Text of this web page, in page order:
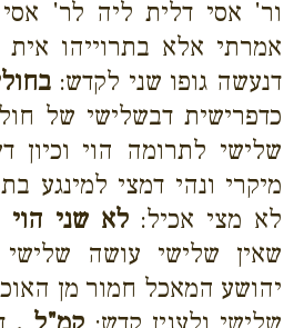
ור' אסי דלית ליה לר'
אמרתי אלא בתרוייהו
דנעשה גופו שני לקדש:
כדפרישית דבשלישי של
שלישי לתרומה הוי וכיון
מיקרי ונהי דמצי למינגע
לא מצי אכיל:לא שני הוי
שאין שלישי עושה
יהושע המאכל חמור מן